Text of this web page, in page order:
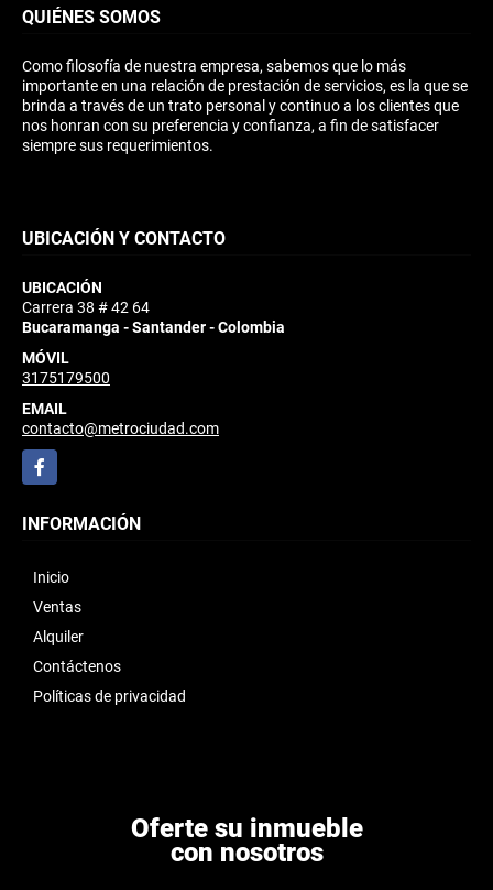
QUIÉNES SOMOS
Como filosofía de nuestra empresa, sabemos que lo más
importante en una relación de prestación de servicios, es la que se
brinda a través de un trato personal y continuo a los clientes que
nos honran con su preferencia y confianza, a fin de satisfacer
siempre sus requerimientos.
UBICACIÓN Y CONTACTO
UBICACIÓN
Carrera 38 # 42 64
Bucaramanga - Santander - Colombia
MÓVIL
3175179500
EMAIL
contacto@metrociudad.com
Facebook
INFORMACIÓN
Inicio
Ventas
Alquiler
Contáctenos
Políticas de privacidad
Oferte su inmueble
con nosotros